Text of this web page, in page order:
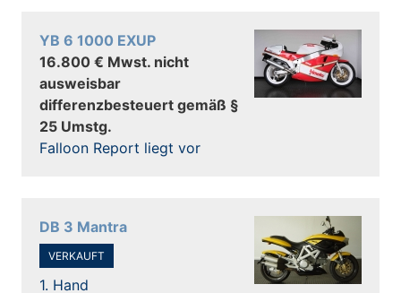
YB 6 1000 EXUP
16.800 € Mwst. nicht
ausweisbar
differenzbesteuert gemäß §
25 Umstg.
Falloon Report liegt vor
DB 3 Mantra
VERKAUFT
1. Hand